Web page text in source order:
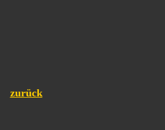
zurück